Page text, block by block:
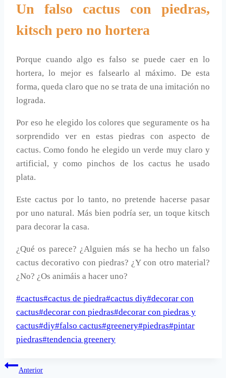
Un falso cactus con piedras,
kitsch pero no hortera
Porque cuando algo es falso se puede caer en lo
hortera, lo mejor es falsearlo al máximo. De esta
forma, queda claro que no se trata de una imitación no
lograda.
Por eso he elegido los colores que seguramente os ha
sorprendido ver en estas piedras con aspecto de
cactus. Como fondo he elegido un verde muy claro y
artificial, y como pinchos de los cactus he usado
plata.
Este cactus por lo tanto, no pretende hacerse pasar
por uno natural. Más bien podría ser, un toque kitsch
para decorar la casa.
¿Qué os parece? ¿Alguien más se ha hecho un falso
cactus decorativo con piedras? ¿Y con otro material?
¿No? ¿Os animáis a hacer uno?
Etiquetas
de
la
entrada:
#cactus#cactus de piedra#cactus diy#decorar con
cactus#decorar con piedras#decorar con piedras y
cactus#diy#falso cactus#greenery#piedras#pintar
piedras#tendencia greenery
Navegación
Anterior